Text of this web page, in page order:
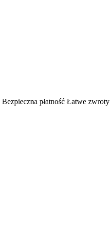
Bezpieczna płatność Łatwe zwroty